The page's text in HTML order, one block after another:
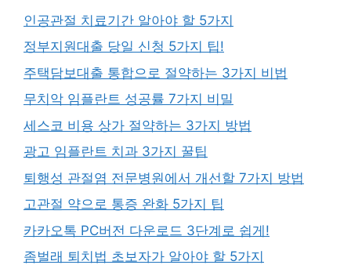
인공관절 치료기간 알아야 할 5가지
정부지원대출 당일 신청 5가지 팁!
주택담보대출 통합으로 절약하는 3가지 비법
무치악 임플란트 성공률 7가지 비밀
세스코 비용 상가 절약하는 3가지 방법
광고 임플란트 치과 3가지 꿀팁
퇴행성 관절염 전문병원에서 개선할 7가지 방법
고관절 약으로 통증 완화 5가지 팁
카카오톡 PC버전 다운로드 3단계로 쉽게!
좀벌래 퇴치법 초보자가 알아야 할 5가지